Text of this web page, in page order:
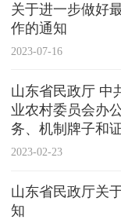
关于进一步做好
作的通知
2023-07-16
山东省民政厅 中
业农村委员会办
务、机制牌子和
2023-02-23
山东省民政厅关
知